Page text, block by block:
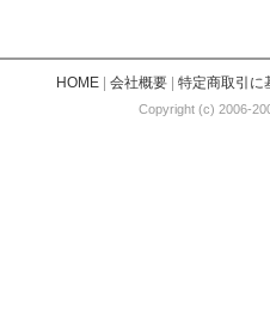
HOME| 会社概要| 特定商取引に
Copyright (c) 2006-